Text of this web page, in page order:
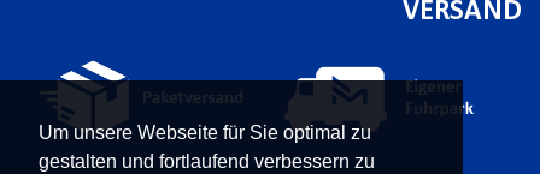
Um unsere Webseite für Sie optimal zu
gestalten und fortlaufend verbessern zu
VERSAND